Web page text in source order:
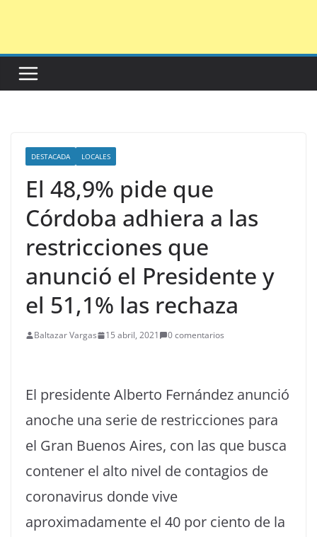
DESTACADA LOCALES
El 48,9% pide que
Córdoba adhiera a las
restricciones que
anunció el Presidente y
el 51,1% las rechaza
Baltazar Vargas 15 abril, 2021 0 comentarios
El presidente Alberto Fernández anunció
anoche una serie de restricciones para
el Gran Buenos Aires, con las que busca
contener el alto nivel de contagios de
coronavirus donde vive
aproximadamente el 40 por ciento de la